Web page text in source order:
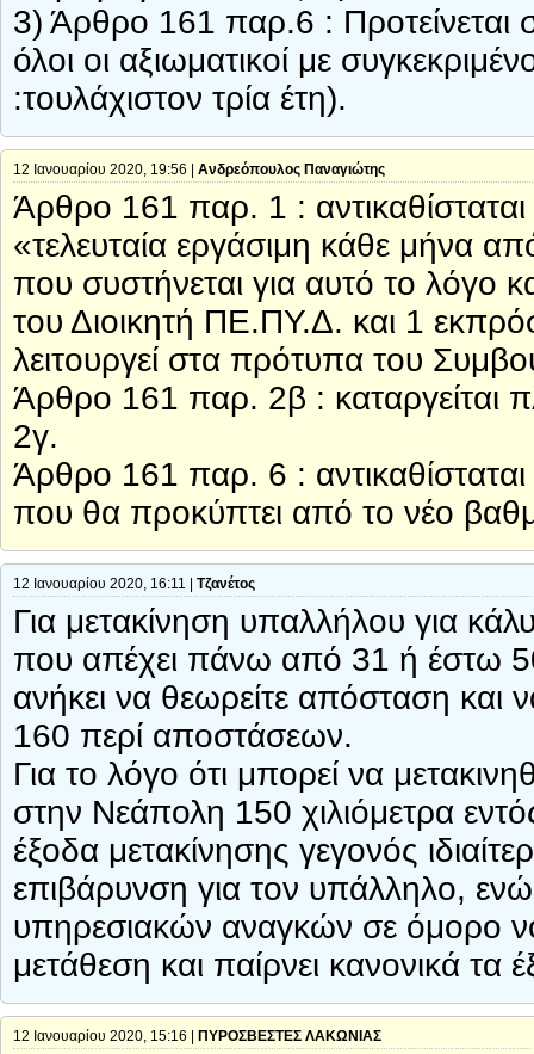
3) Άρθρο 161 παρ.6 : Προτείνεται
όλοι οι αξιωματικοί με
:τουλάχιστον τρία έτη).
12 Ιανουαρίου 2020, 19:56 | Ανδρεόπουλος Παναγιώτης
Άρθρο 161 παρ. 1 :
«τελευταία εργάσιμη κάθε μήνα
που συστήνεται για αυτό το λόγο
του Διοικητή ΠΕ.ΠΥ.Δ. και 1
λειτουργεί στα πρότυπα του
Άρθρο 161 παρ. 2β : καταργείται
2γ.
Άρθρο 161 παρ. 6 :
που θα προκύπτει από το νέο
12 Ιανουαρίου 2020, 16:11 | Τζανέτος
Για μετακίνηση υπαλλήλου για
που απέχει πάνω από 31 ή έστω
ανήκει να θεωρείτε απόσταση και
160 περί αποστάσεων.
Για το λόγο ότι μπορεί να
στην Νεάπολη 150 χιλιόμετρα
έξοδα μετακίνησης γεγονός
επιβάρυνση για τον υπάλληλο,
υπηρεσιακών αναγκών σε όμορο
μετάθεση και παίρνει κανονικά τα
12 Ιανουαρίου 2020, 15:16 | ΠΥΡΟΣΒΕΣΤΕΣ ΛΑΚΩΝΙΑΣ